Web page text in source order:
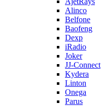
Alinco
Belfone
Baofeng
Dexp
iRadio
Joker
JJ-Connect
Kydera
Linton
Onega
Parus